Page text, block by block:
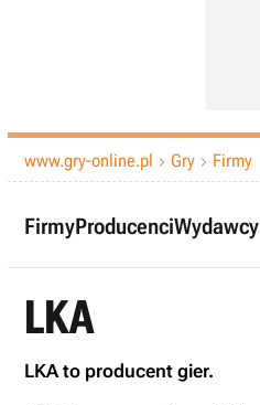
www.gry-online.pl  Gry  Firmy
FirmyProducenciWydawcy
LKA
LKA to producent gier.